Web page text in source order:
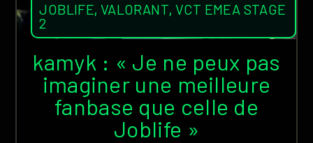
JOBLIFE,VALORANT,VCT EMEA STAGE
2
kamyk : « Je ne peux pas
imaginer une meilleure
fanbase que celle de
Joblife »